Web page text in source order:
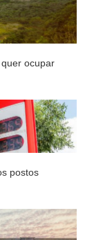
ocupar
postos